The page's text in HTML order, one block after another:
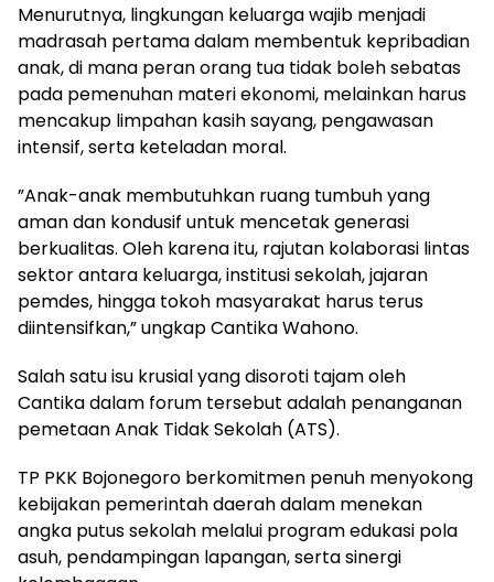
Menurutnya, lingkungan keluarga wajib menjadi
madrasah pertama dalam membentuk kepribadian
anak, di mana peran orang tua tidak boleh sebatas
pada pemenuhan materi ekonomi, melainkan harus
mencakup limpahan kasih sayang, pengawasan
intensif, serta keteladan moral.
​”Anak-anak membutuhkan ruang tumbuh yang
aman dan kondusif untuk mencetak generasi
berkualitas. Oleh karena itu, rajutan kolaborasi lintas
sektor antara keluarga, institusi sekolah, jajaran
pemdes, hingga tokoh masyarakat harus terus
diintensifkan,” ungkap Cantika Wahono.
​Salah satu isu krusial yang disoroti tajam oleh
Cantika dalam forum tersebut adalah penanganan
pemetaan Anak Tidak Sekolah (ATS).
TP PKK Bojonegoro berkomitmen penuh menyokong
kebijakan pemerintah daerah dalam menekan
angka putus sekolah melalui program edukasi pola
asuh, pendampingan lapangan, serta sinergi